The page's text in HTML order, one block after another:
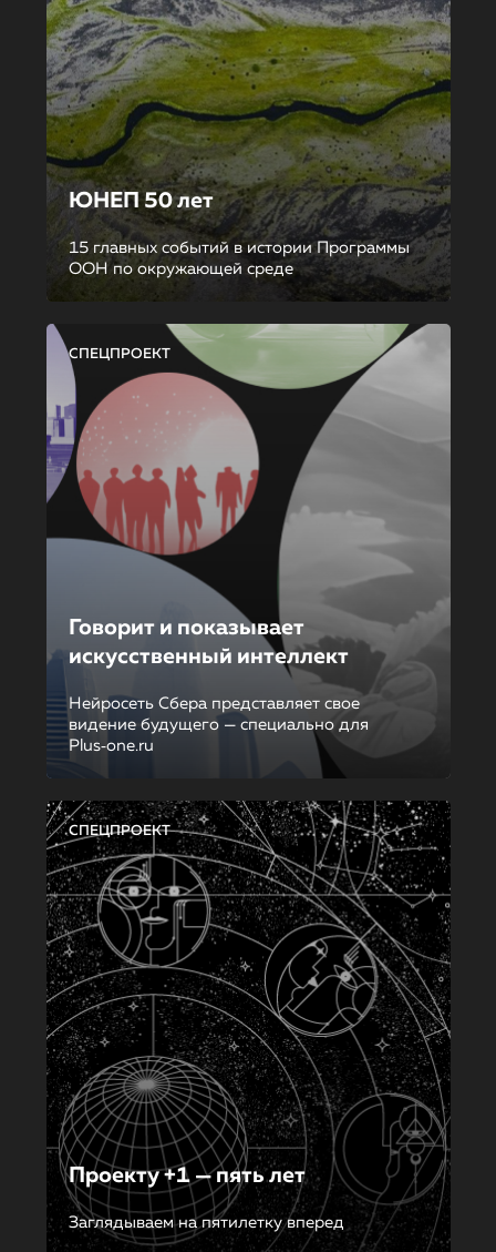
ЮНЕП 50 лет
15 главных событий в истории Программы
ООН по окружающей среде
СПЕЦПРОЕКТ
Говорит и показывает
искусственный интеллект
Нейросеть Сбера представляет свое
видение будущего — специально для
Plus‑one.ru
СПЕЦПРОЕКТ
Проекту +1 — пять лет
Заглядываем на пятилетку вперед